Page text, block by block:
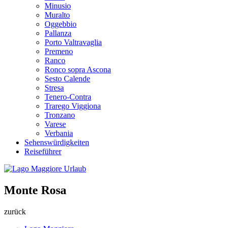
Minusio
Muralto
Oggebbio
Pallanza
Porto Valtravaglia
Premeno
Ranco
Ronco sopra Ascona
Sesto Calende
Stresa
Tenero-Contra
Trarego Viggiona
Tronzano
Varese
Verbania
Sehenswürdigkeiten
Reiseführer
Monte Rosa
zurück